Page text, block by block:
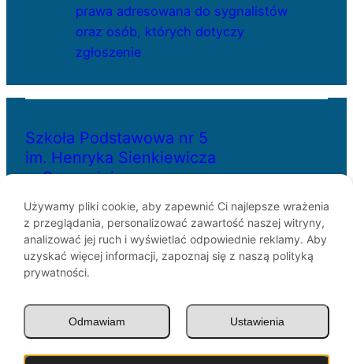
prawa adresowana do sygnalistów
oraz osób, których dotyczy
zgłoszenie
Szkoła Podstawowa nr 5
im. Henryka Sienkiewicza
w Szczecinie
ul. Bł. Królowej Jadwigi 29
70-262 Szczecin
telefon: 91-433-30-07
e-mail: sp5@miasto.szczecin.pl
Używamy pliki cookie, aby zapewnić Ci najlepsze wrażenia
z przeglądania, personalizować zawartość naszej witryny,
analizować jej ruch i wyświetlać odpowiednie reklamy. Aby
uzyskać więcej informacji, zapoznaj się z naszą polityką
prywatności.
Ustawienia
Odmawiam